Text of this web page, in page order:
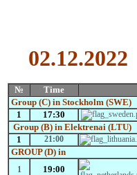
02.12.2022
№ Time
Group (C) in Stockholm (SWE)
1
17:30
Group (B) in Elektrenai (LTU)
1
21:00
GROUP (D) in
1 19:00